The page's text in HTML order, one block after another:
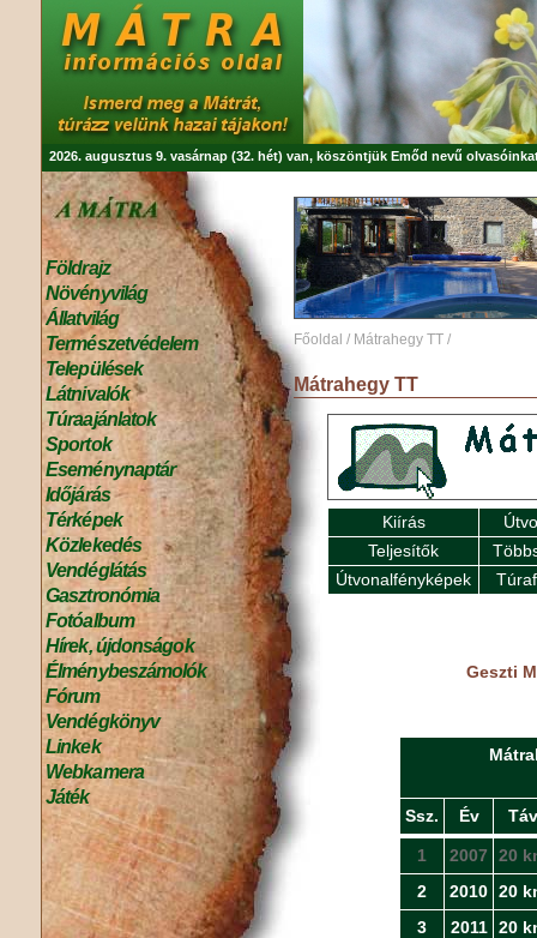
2026. augusztus 9. vasárnap (32. hét) van, köszöntjük Emőd nevű
Földrajz
Növényvilág
Állatvilág
Természetvédelem
Települések
Látnivalók
Túraajánlatok
Sportok
Eseménynaptár
Időjárás
Térképek
Közlekedés
Vendéglátás
Gasztronómia
Fotóalbum
Hírek, újdonságok
Élménybeszámolók
Fórum
Vendégkönyv
Linkek
Webkamera
Játék
Főoldal / Mátrahegy TT /
Mátrahegy TT
Kiírás
Teljesítők
Útvonalfényképek
Geszti
Ssz. Év Táv
1 2007
20
2
2010 20
3
2011 20